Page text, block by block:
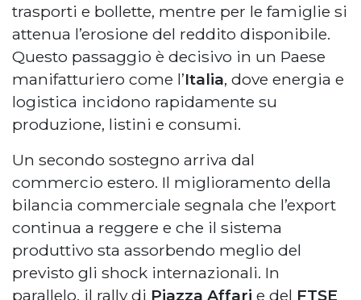
trasporti e bollette, mentre per le famiglie si
attenua l’erosione del reddito disponibile.
Questo passaggio è decisivo in un Paese
manifatturiero come l’Italia, dove energia e
logistica incidono rapidamente su
produzione, listini e consumi.
Un secondo sostegno arriva dal
commercio estero. Il miglioramento della
bilancia commerciale segnala che l’export
continua a reggere e che il sistema
produttivo sta assorbendo meglio del
previsto gli shock internazionali. In
parallelo, il rally di Piazza Affari e del FTSE